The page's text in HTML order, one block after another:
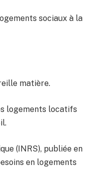
sociaux à la
matière.
logements locatifs
(INRS), publiée en
en logements